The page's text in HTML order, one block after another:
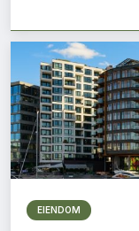
EIENDOM